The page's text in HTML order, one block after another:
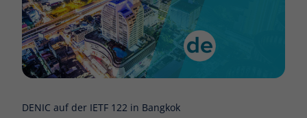
DENIC auf der IETF 122 in Bangkok